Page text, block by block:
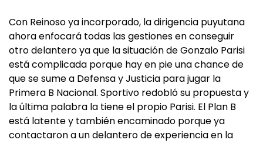
Con Reinoso ya incorporado, la dirigencia puyutana
ahora enfocará todas las gestiones en conseguir
otro delantero ya que la situación de Gonzalo Parisi
está complicada porque hay en pie una chance de
que se sume a Defensa y Justicia para jugar la
Primera B Nacional. Sportivo redobló su propuesta y
la última palabra la tiene el propio Parisi. El Plan B
está latente y también encaminado porque ya
contactaron a un delantero de experiencia en la